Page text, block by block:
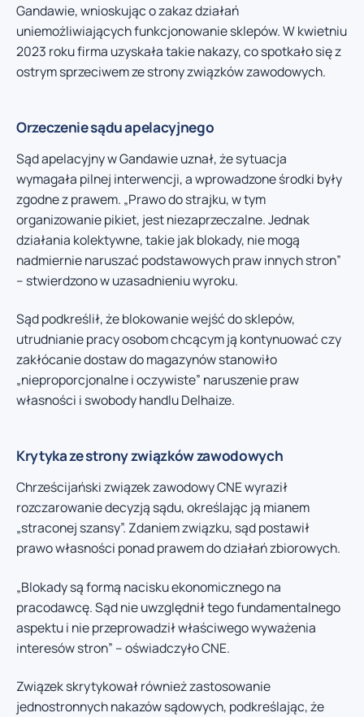
Gandawie, wnioskując o zakaz działań
uniemożliwiających funkcjonowanie sklepów. W kwietniu
2023 roku firma uzyskała takie nakazy, co spotkało się z
ostrym sprzeciwem ze strony związków zawodowych.
Orzeczenie sądu apelacyjnego
Sąd apelacyjny w Gandawie uznał, że sytuacja
wymagała pilnej interwencji, a wprowadzone środki były
zgodne z prawem. „Prawo do strajku, w tym
organizowanie pikiet, jest niezaprzeczalne. Jednak
działania kolektywne, takie jak blokady, nie mogą
nadmiernie naruszać podstawowych praw innych stron”
– stwierdzono w uzasadnieniu wyroku.
Sąd podkreślił, że blokowanie wejść do sklepów,
utrudnianie pracy osobom chcącym ją kontynuować czy
zakłócanie dostaw do magazynów stanowiło
„nieproporcjonalne i oczywiste” naruszenie praw
własności i swobody handlu Delhaize.
Krytyka ze strony związków zawodowych
Chrześcijański związek zawodowy CNE wyraził
rozczarowanie decyzją sądu, określając ją mianem
„straconej szansy”. Zdaniem związku, sąd postawił
prawo własności ponad prawem do działań zbiorowych.
„Blokady są formą nacisku ekonomicznego na
pracodawcę. Sąd nie uwzględnił tego fundamentalnego
aspektu i nie przeprowadził właściwego wyważenia
interesów stron” – oświadczyło CNE.
Związek skrytykował również zastosowanie
jednostronnych nakazów sądowych, podkreślając, że